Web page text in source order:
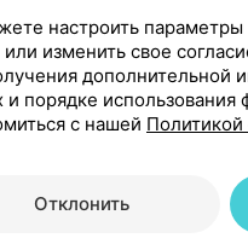
настроить параметры
изменить свое
дополнительной
и порядке
с нашей
Отклонить